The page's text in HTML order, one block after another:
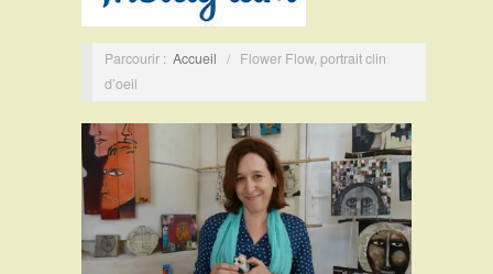
Parcourir : Accueil / Flower Flow, portrait clin
d’oeil